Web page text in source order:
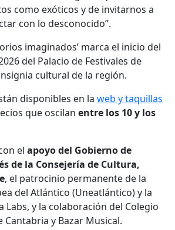
como exóticos y de invitarnos a
con lo desconocido”.
imaginados’ marca el inicio del
del Palacio de Festivales de
cultural de la región.
disponibles en la web y taquillas
que oscilan entre los 10 y los
el apoyo del Gobierno de
de la Consejería de Cultura,
, el patrocinio permanente de la
del Atlántico (Uneatlántico) y la
Labs, y la colaboración del Colegio
Cantabria y Bazar Musical.